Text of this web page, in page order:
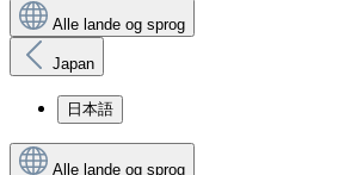
Alle lande og sprog
Japan
日本語
Alle lande og sprog